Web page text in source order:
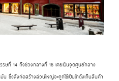
รรษที่ 14 ถึงช่วงกลางที่ 16 เคยเป็นจุดศูนย์กลาง
ซึ่งสิ่งก่อสร้างส่วนใหญ่จะถูกใช้เป็นโกดังเก็บสินค้า